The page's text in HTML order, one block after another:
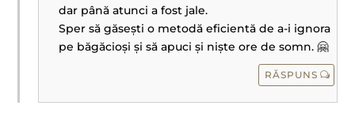
dar până atunci a fost jale.
Sper să găsești o metodă eficientă de a-i ignora
pe băgăcioși și să apuci și niște ore de somn. 🤗
RĂSPUNS